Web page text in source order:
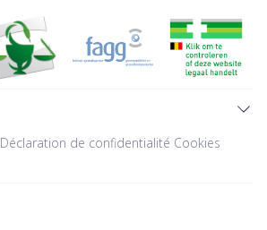
Déclaration de confidentialité Cookies